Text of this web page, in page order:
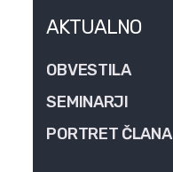
AKTUALNO
OBVESTILA
SEMINARJI
PORTRET ČLANA